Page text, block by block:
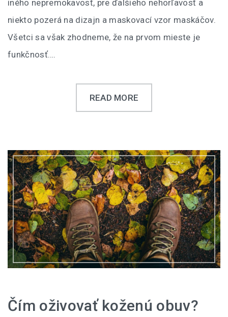
iného nepremokavosť, pre ďalšieho nehorľavosť a
niekto pozerá na dizajn a maskovací vzor maskáčov.
Všetci sa však zhodneme, že na prvom mieste je
funkčnosť….
READ MORE
Čím oživovať koženú obuv?